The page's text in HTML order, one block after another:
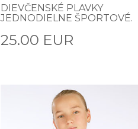
DIEVČENSKÉ PLAVKY
JEDNODIELNE ŠPORTOVÉ.
25.00 EUR